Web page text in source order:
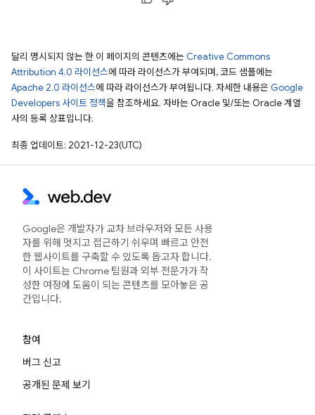
달리 명시되지 않는 한 이 페이지의 콘텐츠에는 Creative Commons
Attribution 4.0 라이선스에 따라 라이선스가 부여되며, 코드 샘플에는
Apache 2.0 라이선스에 따라 라이선스가 부여됩니다. 자세한 내용은 Google
Developers 사이트 정책을 참조하세요. 자바는 Oracle 및/또는 Oracle 계열
사의 등록 상표입니다.
최종 업데이트: 2021-12-23(UTC)
Google은 개발자가 교차 브라우저와 모든 사용
자를 위해 멋지고 접근하기 쉬우며 빠르고 안전
한 웹사이트를 구축할 수 있도록 돕고자 합니다.
이 사이트는 Chrome 팀원과 외부 전문가가 작
성한 여정에 도움이 되는 콘텐츠를 모아놓은 공
간입니다.
참여
버그 신고
공개된 문제 보기